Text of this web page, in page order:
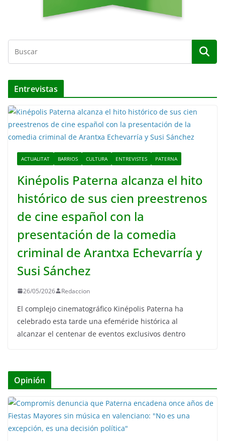
Entrevistas
ACTUALITAT BARRIOS CULTURA ENTREVISTES PATERNA
Kinépolis Paterna alcanza el hito
histórico de sus cien preestrenos
de cine español con la
presentación de la comedia
criminal de Arantxa Echevarría y
Susi Sánchez
26/05/2026 Redaccion
El complejo cinematográfico Kinépolis Paterna ha
celebrado esta tarde una efeméride histórica al
alcanzar el centenar de eventos exclusivos dentro
Opinión